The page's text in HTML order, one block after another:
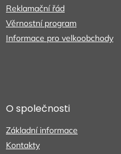
Reklamační řád
Věrnostní program
Informace pro velkoobchody
O společnosti
Základní informace
Kontakty